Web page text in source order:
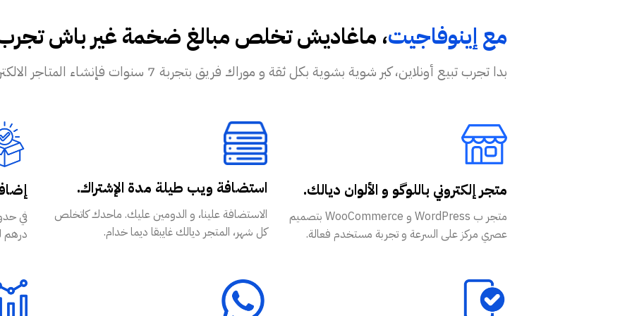
مع إينوفاجيت، ماغاديش تخلص مبالغ ضخمة غير باش تجرب
بدا تجرب تبيع أونلاين، كبر شوية بشوية بكل ثقة و موراك فريق بتجربة 7 سنوات فإنشاء المتاجر الالكترونية!
درهم للشهر
استضافة ويب طيلة مدة الإشتراك.
الاستضافة علينا، و الدومين عليك. ماحدك كاتخلص
كل شهر، المتجر ديالك غايبقا ديما خدام.
متجر إلكتروني باللوگو و الألوان ديالك.
متجر ب WordPress و WooCommerce بتصميم
عصري مركز على السرعة و تجربة مستخدم فعالة.